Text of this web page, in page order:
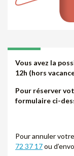
Vous avez la
12h (hors
Pour réserver
formulaire ci-
Pour annuler
72 37 17ou